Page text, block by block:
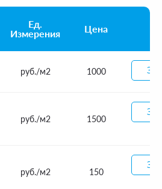
Ед.
Измерения
Цена
руб./м2 1000
руб./м2 1500
руб./м2 150